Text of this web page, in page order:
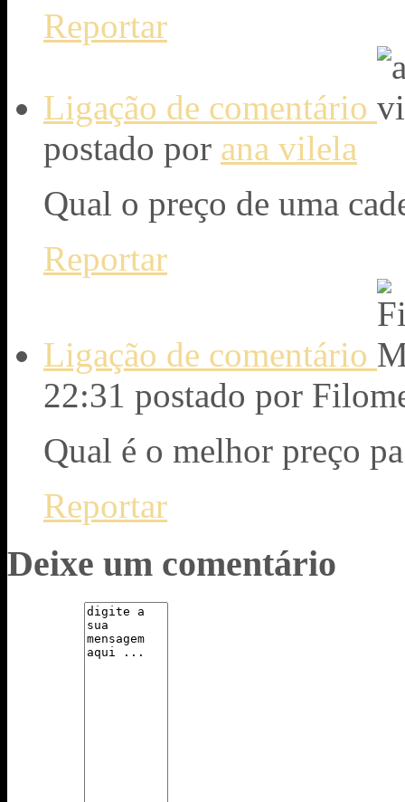
Reportar
Ligação de comentário
postado por ana vilela
Qual o preço de uma
Reportar
Ligação de comentário
22:31 postado por
Qual é o melhor preço
Reportar
Deixe um comentário